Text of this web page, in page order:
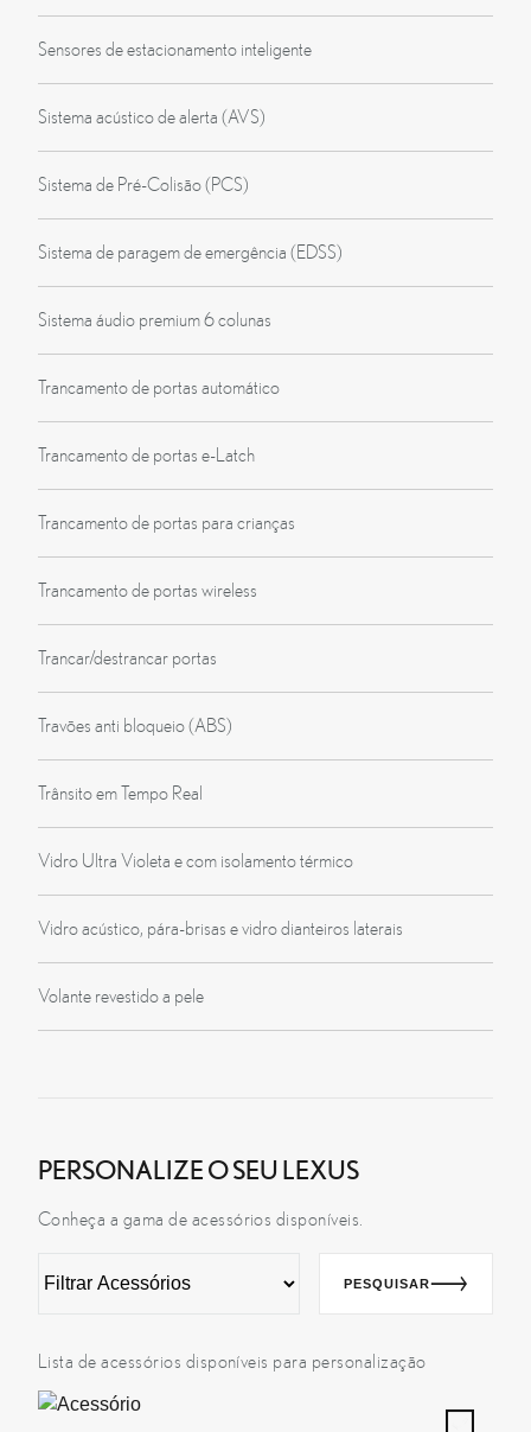
Sensores de estacionamento inteligente
Sistema acústico de alerta (AVS)
Sistema de Pré-Colisão (PCS)
Sistema de paragem de emergência (EDSS)
Sistema áudio premium 6 colunas
Trancamento de portas automático
Trancamento de portas e-Latch
Trancamento de portas para crianças
Trancamento de portas wireless
Trancar/destrancar portas
Travões anti bloqueio (ABS)
Trânsito em Tempo Real
Vidro Ultra Violeta e com isolamento térmico
Vidro acústico, pára-brisas e vidro dianteiros laterais
Volante revestido a pele
PERSONALIZE O SEU LEXUS
Conheça a gama de acessórios disponíveis.
PESQUISAR
Lista de acessórios disponíveis para personalização